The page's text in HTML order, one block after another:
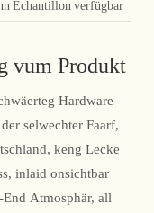
Echantillon verfügbar
vum Produkt
Hardware
selwechter Faarf,
keng Lecke
inlaid onsichtbar
Atmosphär, all